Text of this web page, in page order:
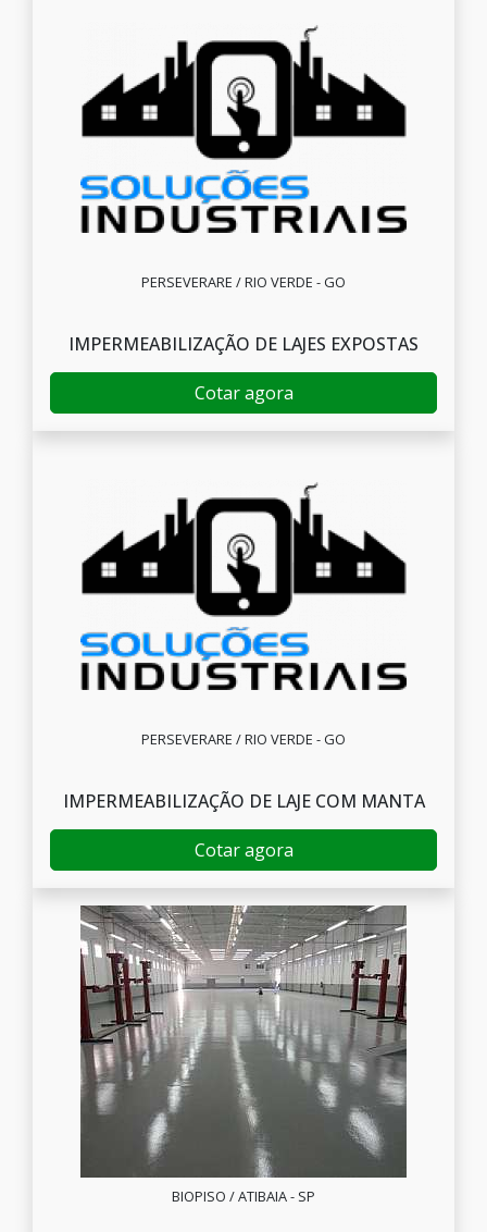
PERSEVERARE / RIO VERDE - GO
IMPERMEABILIZAÇÃO DE LAJES EXPOSTAS
Cotar agora
PERSEVERARE / RIO VERDE - GO
IMPERMEABILIZAÇÃO DE LAJE COM MANTA
Cotar agora
BIOPISO / ATIBAIA - SP